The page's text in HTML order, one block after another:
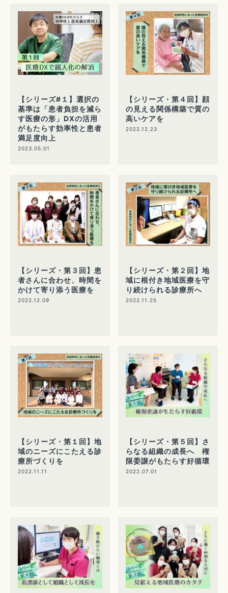
【シリーズ#１】選択の
基準は「患者負担を減ら
す医療の形」DXの活用
がもたらす効率性と患者
満足度向上
2023.05.01
【シリーズ・第４回】顔
の見える関係構築で質の
高いケアを
2022.12.23
【シリーズ・第３回】患
者さんに合わせ、時間を
かけて寄り添う医療を
2022.12.09
【シリーズ・第２回】地
域に根付き地域医療を守
り続けられる診療所へ
2022.11.25
【シリーズ・第１回】地
域のニーズにこたえる診
療所づくりを
2022.11.11
【シリーズ・第５回】さ
らなる組織の成長へ 権
限委譲がもたらす好循環
2022.07.01